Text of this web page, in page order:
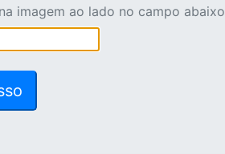
imagem ao lado no campo abaixo